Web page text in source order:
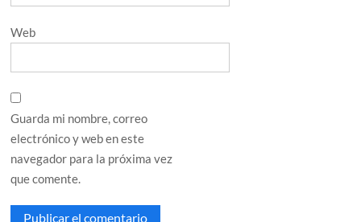
Web
Guarda mi nombre, correo
electrónico y web en este
navegador para la próxima vez
que comente.